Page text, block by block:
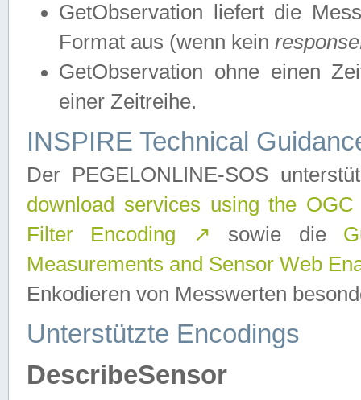
GetObservation liefert die
Format aus (wenn kein
GetObservation ohne einen
einer Zeitreihe.
INSPIRE Technical
Der PEGELONLINE-SOS
download services using the
Filter Encoding
↗ sowie die
Measurements and Sensor Web
Enkodieren von Messwerten
Unterstützte Encodings
DescribeSensor